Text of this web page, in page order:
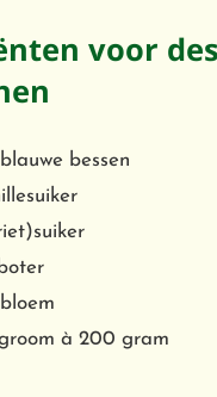
voor
bessen
à 200 gram